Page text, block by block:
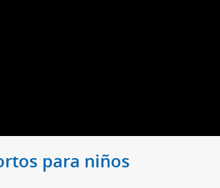
para niños